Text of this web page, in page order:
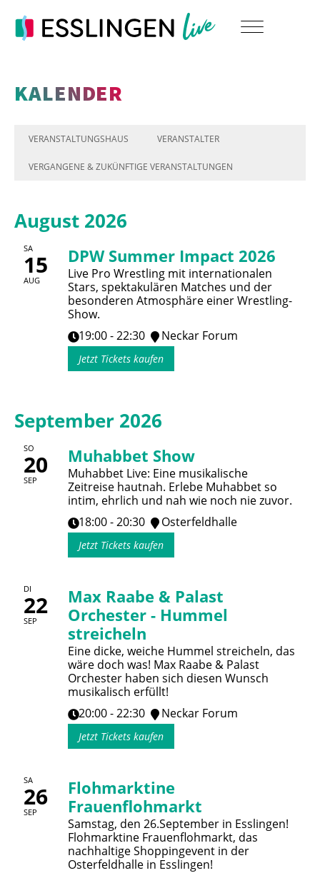
KALENDER
VERANSTALTUNGSHAUS VERANSTALTER
VERGANGENE & ZUKÜNFTIGE VERANSTALTUNGEN
August 2026
SA
15
AUG
DPW Summer Impact 2026
Live Pro Wrestling mit internationalen
Stars, spektakulären Matches und der
besonderen Atmosphäre einer Wrestling-
Show.
19:00 - 22:30
Neckar Forum
Jetzt Tickets kaufen
September 2026
SO
20
SEP
Muhabbet Show
Muhabbet Live: Eine musikalische
Zeitreise hautnah. Erlebe Muhabbet so
intim, ehrlich und nah wie noch nie zuvor.
18:00 - 20:30
Osterfeldhalle
Jetzt Tickets kaufen
DI
22
SEP
Max Raabe & Palast
Orchester - Hummel
streicheln
Eine dicke, weiche Hummel streicheln, das
wäre doch was! Max Raabe & Palast
Orchester haben sich diesen Wunsch
musikalisch erfüllt!
20:00 - 22:30
Neckar Forum
Jetzt Tickets kaufen
SA
26
SEP
Flohmarktine
Frauenflohmarkt
Samstag, den 26.September in Esslingen!
Flohmarktine Frauenflohmarkt, das
nachhaltige Shoppingevent in der
Osterfeldhalle in Esslingen!